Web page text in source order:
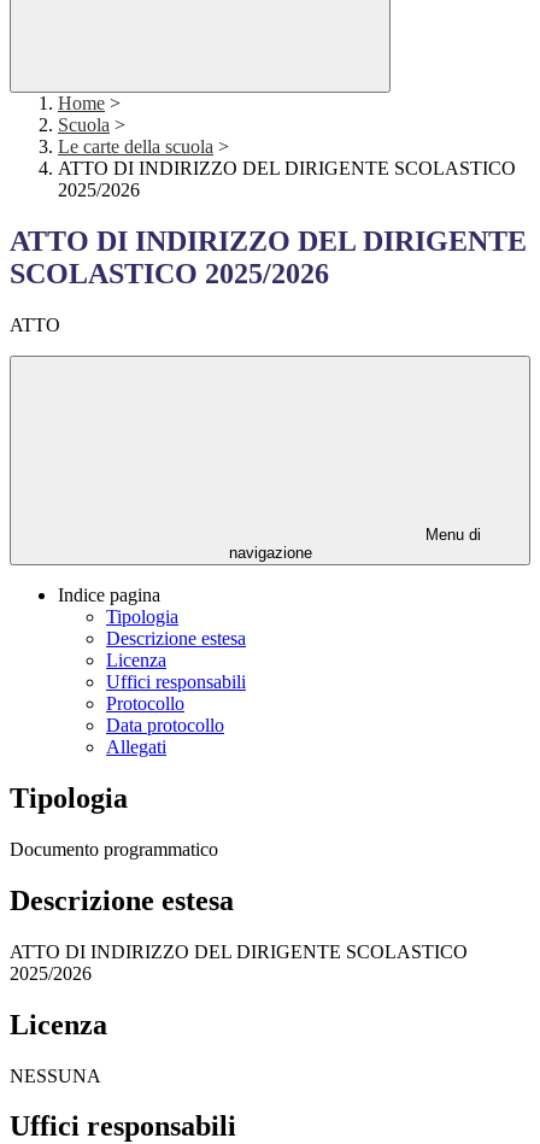
Home >
Scuola >
Le carte della scuola >
ATTO DI INDIRIZZO DEL DIRIGENTE SCOLASTICO
2025/2026
ATTO DI INDIRIZZO DEL DIRIGENTE
SCOLASTICO 2025/2026
ATTO
Menu di
navigazione
Indice pagina
Tipologia
Descrizione estesa
Licenza
Uffici responsabili
Protocollo
Data protocollo
Allegati
Tipologia
Documento programmatico
Descrizione estesa
ATTO DI INDIRIZZO DEL DIRIGENTE SCOLASTICO
2025/2026
Licenza
NESSUNA
Uffici responsabili